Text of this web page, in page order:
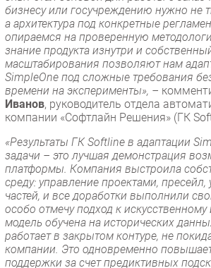
бизнесу или госучреждению нужно не
а архитектура под конкретные
опираемся на проверенную
знание продукта изнутри и
масштабирования позволяют нам
SimpleOne под сложные требования
времени на эксперименты», –
Иванов, руководитель отдела
компании «Софтлайн Решения» (ГК
«Результаты ГК Softline в адаптации
задачи – это лучшая демонстрация
платформы. Компания выстроила
среду: управление проектами, пресейл,
частей, и все доработки выполнили
особо отмечу подход к искусственному
модель обучена на исторических
работает в закрытом контуре, не
компании. Это одновременно
поддержки за счет предиктивных